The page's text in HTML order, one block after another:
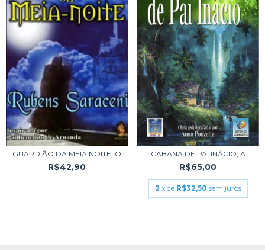
GUARDIÃO DA MEIA NOITE, O
R$42,90
CABANA DE PAI INÁCIO, A
R$65,00
2 x de R$32,50 sem juros